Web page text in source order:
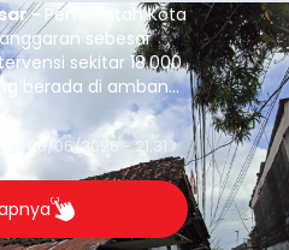
- Pemerintah Kota
sebesar
sekitar 18.000
berada di ambang
ini diambil
berada pada
agar tidak
Thu, 08/06/2026 - 21:31